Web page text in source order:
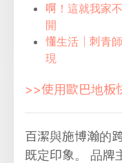
啊！這就我家
開
懂生活｜刺青
現
>>使用歐巴地板
百潔與施博瀚的
既定印象。 品牌